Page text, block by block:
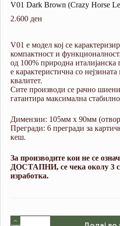
V01 Dark Brown (Crazy Horse
2.600 ден
V01 е модел кој се
компактност и
од 100% природна италијанска
е карактеристична со
квалитет.
Сите производи се рачно
гатантира максимална
Димензии: 105мм х 90мм
Прегради: 6 прегради за
кеш.
За производите кои не се
ДОСТАПНИ, се чека околу 3
изработка.
V01